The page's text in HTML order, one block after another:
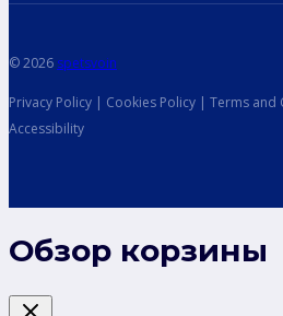
© 2026 spetsvoin
Privacy Policy | Cookies Policy | Terms
Accessibility
Обзор корзины